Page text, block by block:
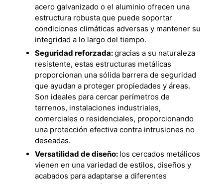
acero galvanizado o el aluminio ofrecen una
estructura robusta que puede soportar
condiciones climáticas adversas y mantener su
integridad a lo largo del tiempo.
Seguridad reforzada:gracias a su naturaleza
resistente, estas estructuras metálicas
proporcionan una sólida barrera de seguridad
que ayudan a proteger propiedades y áreas.
Son ideales para cercar perímetros de
terrenos, instalaciones industriales,
comerciales o residenciales, proporcionando
una protección efectiva contra intrusiones no
deseadas.
Versatilidad de diseño: los cercados metálicos
vienen en una variedad de estilos, diseños y
acabados para adaptarse a diferentes